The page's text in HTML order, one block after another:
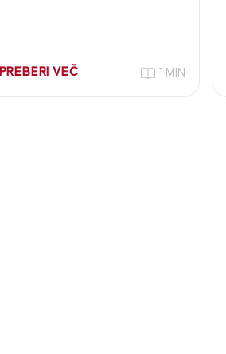
PREBERI VEČ 1 MIN